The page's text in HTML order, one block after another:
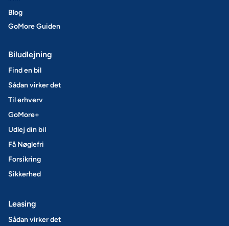
Blog
GoMore Guiden
Biludlejning
Find en bil
Sådan virker det
Til erhverv
GoMore+
Udlej din bil
Få Nøglefri
Forsikring
Sikkerhed
Leasing
Sådan virker det